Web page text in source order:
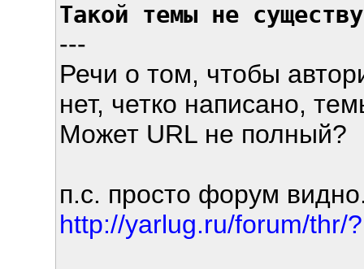
Такой темы не
---
Речи о том, чтобы
нет, четко написано,
Может URL не полный?
п.с. просто форум
http://yarlug.ru/forum/thr/